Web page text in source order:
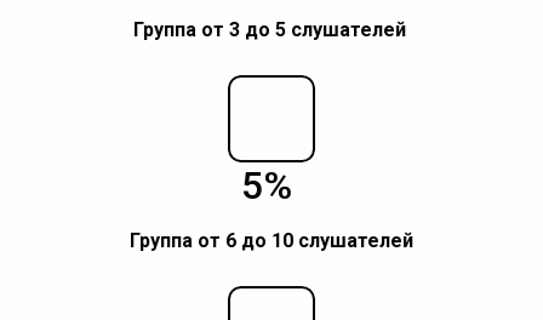
Группа от 3 до 5 слушателей
5%
Группа от 6 до 10 слушателей